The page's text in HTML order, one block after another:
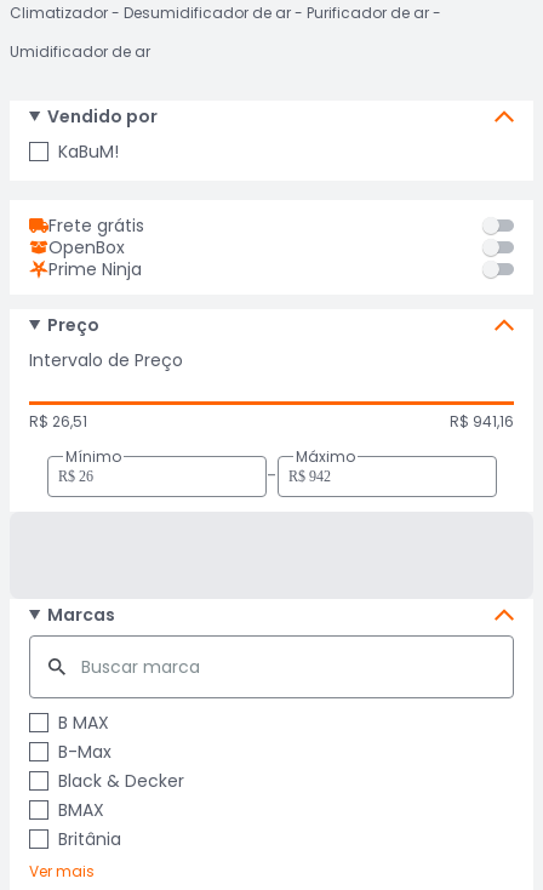
Climatizador Desumidificador de ar
Purificador de ar
Umidificador de ar
Vendido por
KaBuM!
Frete grátis
OpenBox
Prime Ninja
Preço
Intervalo de Preço
R$ 26,51
R$ 941,16
Mínimo
-
Máximo
Marcas
B MAX
B-Max
Black & Decker
BMAX
Britânia
Ver mais